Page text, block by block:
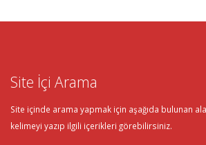
Site İçi Arama
Site içinde arama yapmak için aşağıda bulunan
kelimeyi yazıp ilgili içerikleri görebilirsiniz.